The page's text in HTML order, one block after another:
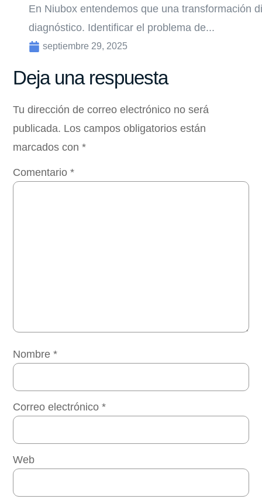
En Niubox entendemos que una transformación
diagnóstico. Identificar el problema de...
septiembre 29, 2025
Deja una respuesta
Tu dirección de correo electrónico no será
publicada. Los campos obligatorios están
marcados con*
Comentario*
Nombre*
Correo electrónico*
Web